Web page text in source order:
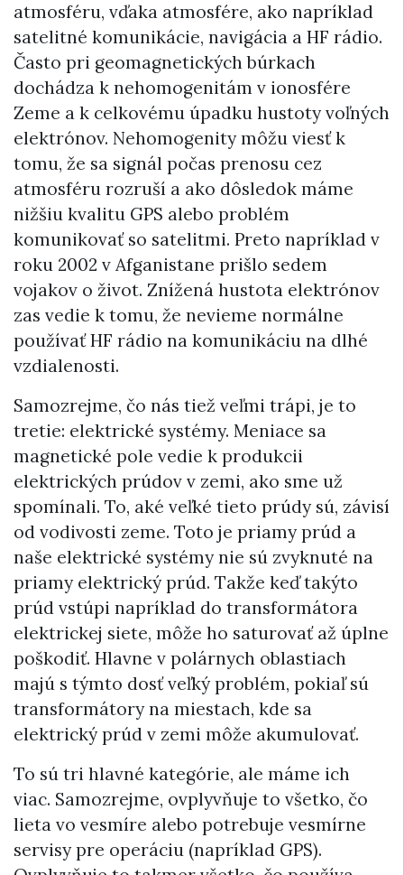
atmosféru, vďaka atmosfére, ako napríklad
satelitné komunikácie, navigácia a HF rádio.
Často pri geomagnetických búrkach
dochádza k nehomogenitám v ionosfére
Zeme a k celkovému úpadku hustoty voľných
elektrónov. Nehomogenity môžu viesť k
tomu, že sa signál počas prenosu cez
atmosféru rozruší a ako dôsledok máme
nižšiu kvalitu GPS alebo problém
komunikovať so satelitmi. Preto napríklad v
roku 2002 v Afganistane prišlo sedem
vojakov o život. Znížená hustota elektrónov
zas vedie k tomu, že nevieme normálne
používať HF rádio na komunikáciu na dlhé
vzdialenosti.
Samozrejme, čo nás tiež veľmi trápi, je to
tretie: elektrické systémy. Meniace sa
magnetické pole vedie k produkcii
elektrických prúdov v zemi, ako sme už
spomínali. To, aké veľké tieto prúdy sú, závisí
od vodivosti zeme. Toto je priamy prúd a
naše elektrické systémy nie sú zvyknuté na
priamy elektrický prúd. Takže keď takýto
prúd vstúpi napríklad do transformátora
elektrickej siete, môže ho saturovať až úplne
poškodiť. Hlavne v polárnych oblastiach
majú s týmto dosť veľký problém, pokiaľ sú
transformátory na miestach, kde sa
elektrický prúd v zemi môže akumulovať.
To sú tri hlavné kategórie, ale máme ich
viac. Samozrejme, ovplyvňuje to všetko, čo
lieta vo vesmíre alebo potrebuje vesmírne
servisy pre operáciu (napríklad GPS).